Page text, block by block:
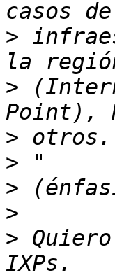
>
>
>
>
>
>
>